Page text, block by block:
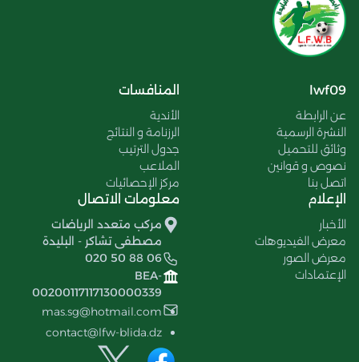
lwf09
عن الرابطة
النشرة الرسمية
وثائق للتحميل
نصوص و قوانين
اتصل بنا
المنافسات
الأندية
الرزنامة و النتائج
جدول الترتيب
الملاعب
مركز الإحصائيات
الإعلام
الأخبار
معرض الفيديوهات
معرض الصور
الإعتمادات
معلومات الاتصال
مركب متعدد الرياضات
مصطفى تشاكر - البليدة
020 50 88 06
BEA-
00200117117130000339
mas.sg@hotmail.com
contact@lfw-blida.dz